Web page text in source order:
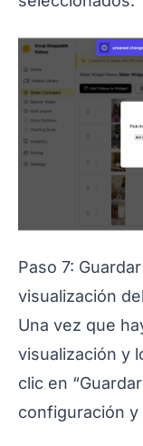
Paso 7:
visualización
Una vez que
visualización y
clic en
configuración y